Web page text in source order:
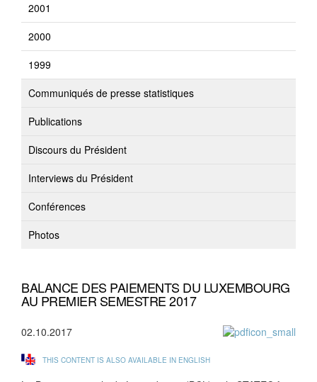
2001
2000
1999
Communiqués de presse statistiques
Publications
Discours du Président
Interviews du Président
Conférences
Photos
BALANCE DES PAIEMENTS DU LUXEMBOURG
AU PREMIER SEMESTRE 2017
02.10.2017
THIS CONTENT IS ALSO AVAILABLE IN ENGLISH